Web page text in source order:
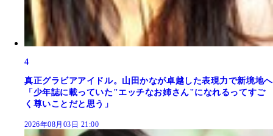
4
真正グラビアアイドル。山田かなが卓越した表現力で新境地へ
「少年誌に載っていた"エッチなお姉さん"になれるってすご
く尊いことだと思う」
2026年08月03日 21:00